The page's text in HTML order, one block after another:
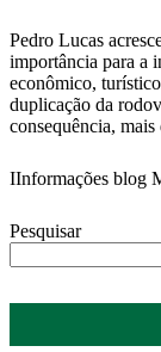
Pedro Lucas
importância para a
econômico,
duplicação da
consequência,
IInformações blog
Pesquisar